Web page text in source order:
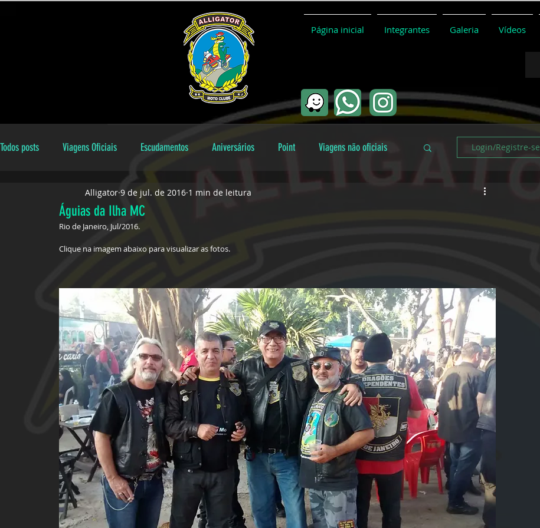
Página inicial Integrantes Galeria Vídeos
Todos posts Viagens Oficiais Escudamentos Aniversários Point Viagens não oficiais
Aniversariantes galeria Dicas
Login/Registre-se
Águias da Ilha MC
Alligator 9 de jul. de 2016 1 min de leitura
Rio de Janeiro, Jul/2016.
Clique na imagem abaixo para visualizar as fotos.